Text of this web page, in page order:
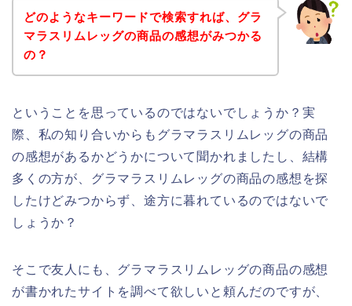
どのようなキーワードで検索すれば、グラ
マラスリムレッグの商品の感想がみつかる
の？
ということを思っているのではないでしょうか？実
際、私の知り合いからもグラマラスリムレッグの商品
の感想があるかどうかについて聞かれましたし、結構
多くの方が、グラマラスリムレッグの商品の感想を探
したけどみつからず、途方に暮れているのではないで
しょうか？
そこで友人にも、グラマラスリムレッグの商品の感想
が書かれたサイトを調べて欲しいと頼んだのですが、